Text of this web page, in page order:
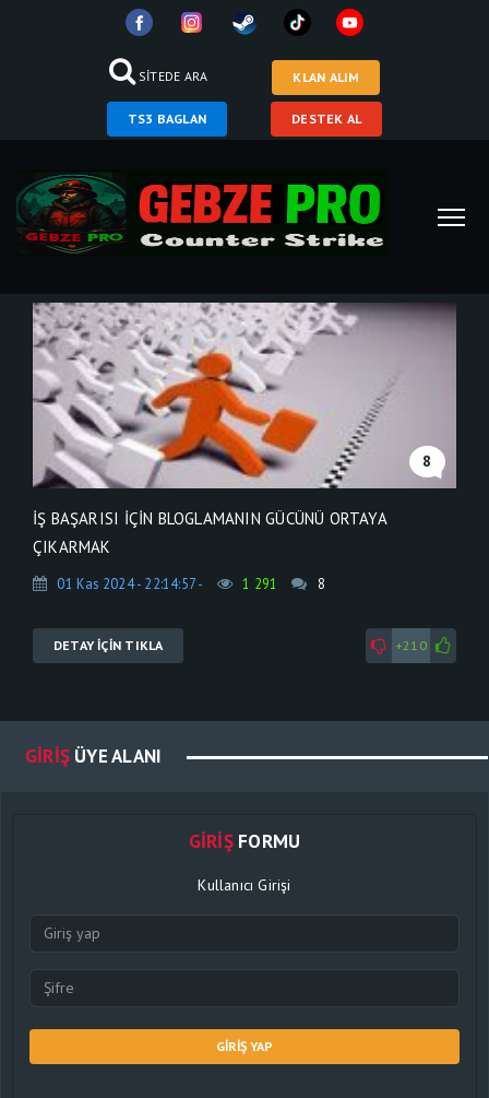
SİTEDE ARA KLAN ALIM
TS3 BAGLAN DESTEK AL
8
İŞ BAŞARISI İÇIN BLOGLAMANIN GÜCÜNÜ ORTAYA
ÇIKARMAK
01 Kas 2024 - 22:14:57 - 1 291 8
DETAY İÇİN TIKLA +210
GIRIŞ ÜYE ALANI
GIRIŞFORMU
Kullanıcı Girişi
GIRIŞ YAP